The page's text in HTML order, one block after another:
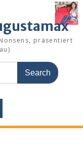
präsentiert